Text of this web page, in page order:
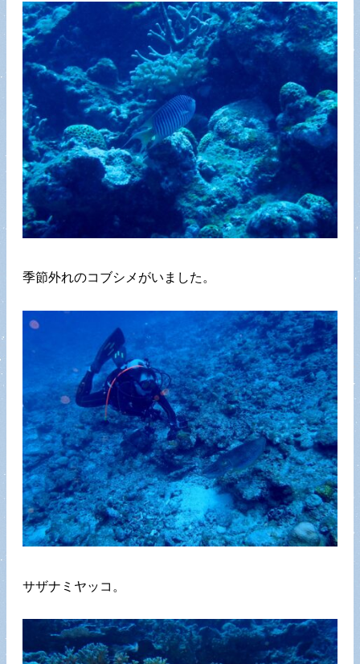
季節外れのコブシメがいました。
サザナミヤッコ。